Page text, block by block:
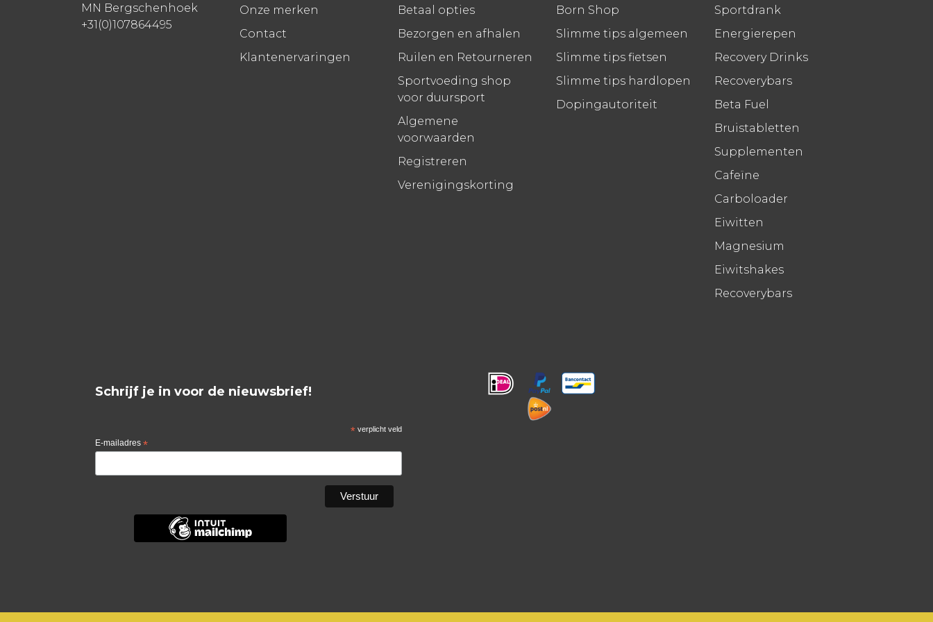
MN Bergschenhoek
+31(0)107864495
Onze merken
Contact
Klantenervaringen
Betaal opties
Bezorgen en afhalen
Ruilen en Retourneren
Sportvoeding shop
voor duursport
Algemene
voorwaarden
Registreren
Verenigingskorting
Born Shop
Slimme tips algemeen
Slimme tips fietsen
Slimme tips hardlopen
Dopingautoriteit
Sportdrank
Energierepen
Recovery Drinks
Recoverybars
Beta Fuel
Bruistabletten
Supplementen
Cafeïne
Carboloader
Eiwitten
Magnesium
Eiwitshakes
Recoverybars
Schrijf je in voor de nieuwsbrief!
*verplicht veld
E-mailadres *